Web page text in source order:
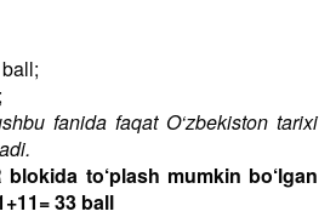
fanida faqat O‘zbekiston tarixi
blokida to‘plash mumkin bo‘lgan
33 ball